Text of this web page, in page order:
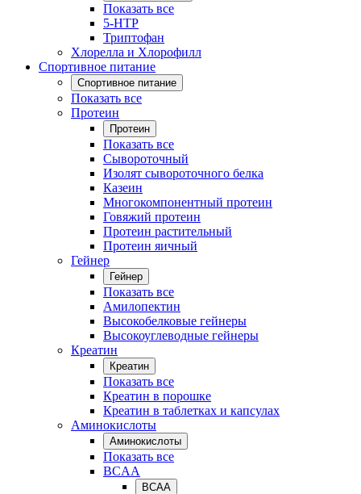
Показать все
5-HTP
Триптофан
Хлорелла и Хлорофилл
Спортивное питание
Спортивное питание
Показать все
Протеин
Протеин
Показать все
Сывороточный
Изолят сывороточного белка
Казеин
Многокомпонентный протеин
Говяжий протеин
Протеин растительный
Протеин яичный
Гейнер
Гейнер
Показать все
Амилопектин
Высокобелковые гейнеры
Высокоуглеводные гейнеры
Креатин
Креатин
Показать все
Креатин в порошке
Креатин в таблетках и капсулах
Аминокислоты
Аминокислоты
Показать все
BCAA
BCAA